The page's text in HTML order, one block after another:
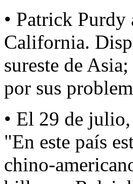
• Patrick
California.
sureste de
por sus
• El 29 de
"En este país
chino-